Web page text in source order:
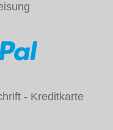
- Kreditkarte